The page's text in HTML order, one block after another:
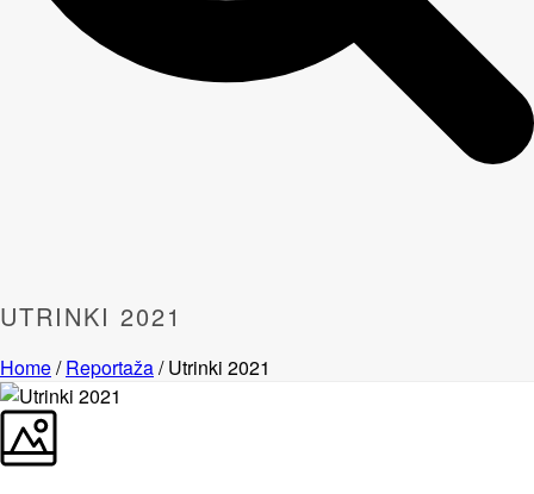
UTRINKI 2021
Home/Reportaža/ Utrinki 2021